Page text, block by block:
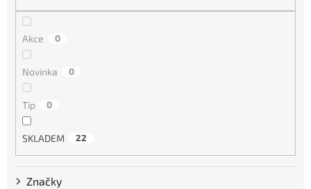
Akce 0
Novinka 0
Tip 0
SKLADEM 22
Značky